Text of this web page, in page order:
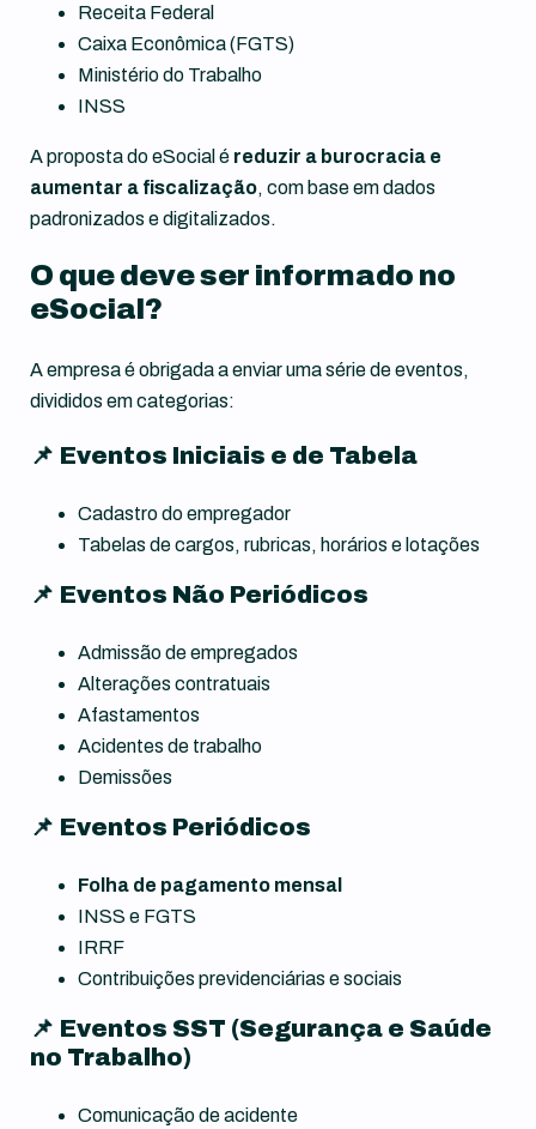
Receita Federal
Caixa Econômica (FGTS)
Ministério do Trabalho
INSS
A proposta do eSocial é reduzir a burocracia e
aumentar a fiscalização, com base em dados
padronizados e digitalizados.
O que deve ser informado no
eSocial?
A empresa é obrigada a enviar uma série de eventos,
divididos em categorias:
📌 Eventos Iniciais e de Tabela
Cadastro do empregador
Tabelas de cargos, rubricas, horários e lotações
📌 Eventos Não Periódicos
Admissão de empregados
Alterações contratuais
Afastamentos
Acidentes de trabalho
Demissões
📌 Eventos Periódicos
Folha de pagamento mensal
INSS e FGTS
IRRF
Contribuições previdenciárias e sociais
📌 Eventos SST (Segurança e Saúde
no Trabalho)
Comunicação de acidente